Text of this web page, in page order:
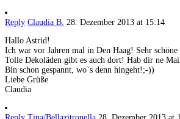
Reply Claudia B. 28. Dezember 2013 at 15:14
Hallo Astrid!
Ich war vor Jahren mal in Den Haag! Sehr
Tolle Dekoläden gibt es auch dort! Hab dir ne
Bin schon gespannt, wo`s denn hingeht!;-))
Liebe Grüße
Claudia